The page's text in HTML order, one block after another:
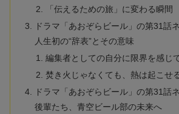
「伝えるための旅」に変わる瞬間
ドラマ「あおぞらビール」の第31話
人生初の“辞表”とその意味
編集者としての自分に限界を感じ
焚き火じゃなくても、熱は起こせ
ドラマ「あおぞらビール」の第31話
後輩たち、青空ビール部の未来へ